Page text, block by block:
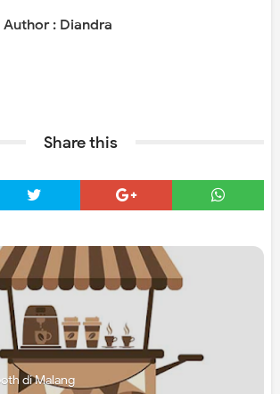
Author : Diandra
Share this
di Malang